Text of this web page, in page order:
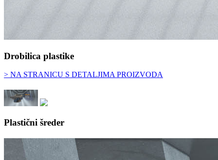
Drobilica plastike
> NA STRANICU S DETALJIMA PROIZVODA
Plastični šreder